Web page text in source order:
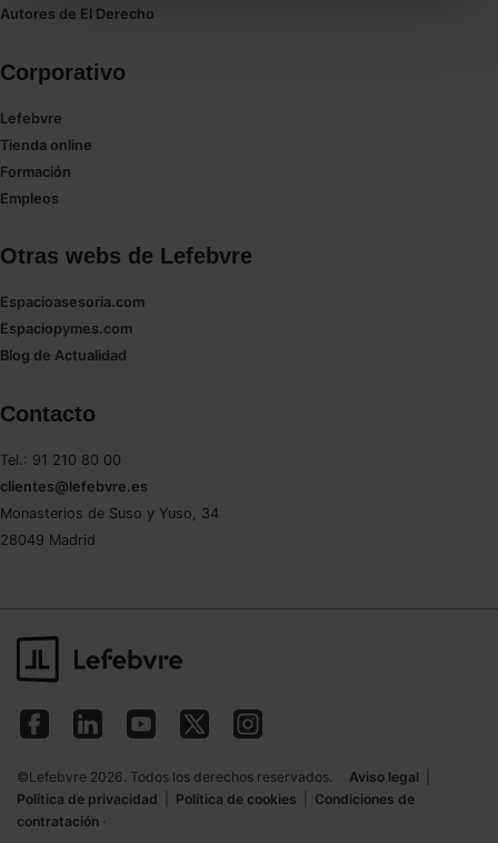
todas las cookies excepto aquellas imprescindibles.
seleccionar solo aquellas que quieras permitir en tu
las que sean indispensables para la navegación.
Saber más acerca de las cookies
Autores de El Derecho
Corporativo
Lefebvre
Tienda online
Formación
Empleos
Otras webs de Lefebvre
Espacioasesoria.com
Espaciopymes.com
Blog de Actualidad
Contacto
Tel.: 91 210 80 00
clientes@lefebvre.es
Monasterios de Suso y Yuso, 34
28049 Madrid
©Lefebvre 2026. Todos los derechos reservados. Aviso legal
Política de privacidad
Política de cookies
Condiciones de
contratación ·